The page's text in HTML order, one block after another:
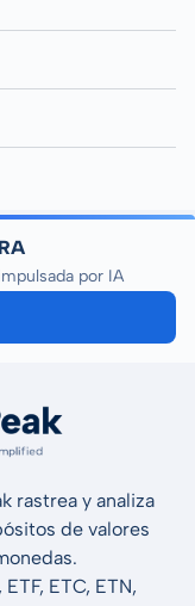
por IA
rastrea y analiza
de valores
ETC, ETN,